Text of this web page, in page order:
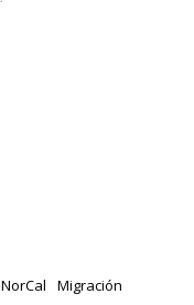
NorCal Migración